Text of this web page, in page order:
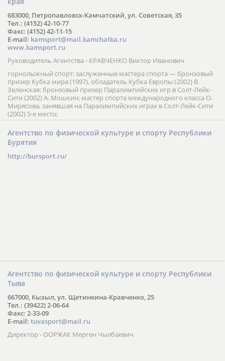
683000, Петропавловск-Камчатский, ул. Советская, 35
Тел.: (4152) 42-10-77
Факс: (4152) 42-11-15
E-mail: kamsport@mail.kamchatka.ru
www.kamsport.ru
Руководитель Агентства - КРАВЧЕНКО Виктор Иванович
горнолыжный спорт: заслуженные мастера спорта — бронзовый
призер Кубка мира (1997), обладатель Кубка Европы (2002) В.
Зеленская; бронзовый призер Паралимпийских игр в Солт-Лейк-
Сити (2002) А. Мошкин; мастер спорта международного класса О.
Мирясова, занявшая на Паралимпийских играх в Солт-Лейк-Сити
(2002) 5-е место;
Агентство по физической культуре и спорту Республики
Бурятия
http://bursport.ru/
Агентство по физической культуре и спорту Республики
Тыва
667000, Кызыл, ул. Щетинкина-Кравченко, 25
Тел.: (39422) 2-06-64
Факс: 2-33-09
E-mail: tuvasport@mail.ru
Директор - ООРЖАК Мерген Чылбаевич